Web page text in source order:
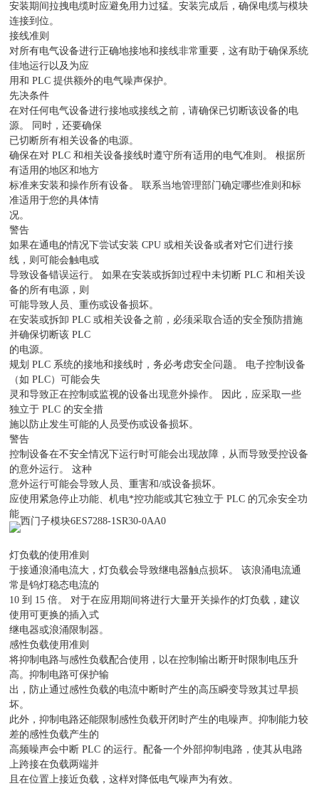
安装期间拉拽电缆时应避免用力过猛。安装完成后，确保电缆与模块
连接到位。
接线准则
对所有电气设备进行正确地接地和接线非常重要，这有助于确保系统
佳地运行以及为应
用和 PLC 提供额外的电气噪声保护。
先决条件
在对任何电气设备进行接地或接线之前，请确保已切断该设备的电
源。 同时，还要确保
已切断所有相关设备的电源。
确保在对 PLC 和相关设备接线时遵守所有适用的电气准则。 根据所
有适用的地区和地方
标准来安装和操作所有设备。 联系当地管理部门确定哪些准则和标
准适用于您的具体情
况。
警告
如果在通电的情况下尝试安装 CPU 或相关设备或者对它们进行接
线，则可能会触电或
导致设备错误运行。 如果在安装或拆卸过程中未切断 PLC 和相关设
备的所有电源，则
可能导致人员、重伤或设备损坏。
在安装或拆卸 PLC 或相关设备之前，必须采取合适的安全预防措施
并确保切断该 PLC
的电源。
规划 PLC 系统的接地和接线时，务必考虑安全问题。 电子控制设备
（如 PLC）可能会失
灵和导致正在控制或监视的设备出现意外操作。 因此，应采取一些
独立于 PLC 的安全措
施以防止发生可能的人员受伤或设备损坏。
警告
控制设备在不安全情况下运行时可能会出现故障，从而导致受控设备
的意外运行。 这种
意外运行可能会导致人员、重害和/或设备损坏。
应使用紧急停止功能、机电*控功能或其它独立于 PLC 的冗余安全功
能。
灯负载的使用准则
于接通浪涌电流大，灯负载会导致继电器触点损坏。 该浪涌电流通
常是钨灯稳态电流的
10 到 15 倍。 对于在应用期间将进行大量开关操作的灯负载，建议
使用可更换的插入式
继电器或浪涌限制器。
感性负载使用准则
将抑制电路与感性负载配合使用，以在控制输出断开时限制电压升
高。抑制电路可保护输
出，防止通过感性负载的电流中断时产生的高压瞬变导致其过早损
坏。
此外，抑制电路还能限制感性负载开闭时产生的电噪声。抑制能力较
差的感性负载产生的
高频噪声会中断 PLC 的运行。配备一个外部抑制电路，使其从电路
上跨接在负载两端并
且在位置上接近负载，这样对降低电气噪声为有效。